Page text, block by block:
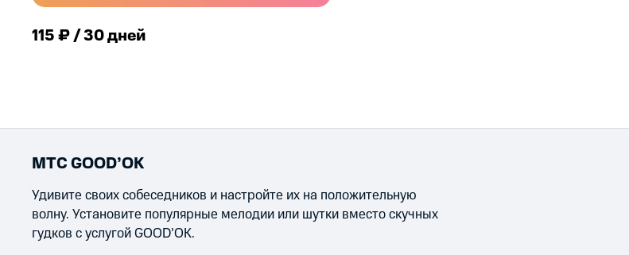
115 ₽ / 30 дней
МТС GOOD’OK
Удивите своих собеседников и настройте их на положительную
волну. Установите популярные мелодии или шутки вместо скучных
гудков с услугой GOOD’OK.